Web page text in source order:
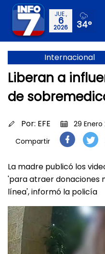
JUE.,
6
2026 34°
Internacional
Liberan a
de
Por: EFE
29 Enero
Compartir
La madre publicó los
'para atraer donaciones
línea', informó la policía